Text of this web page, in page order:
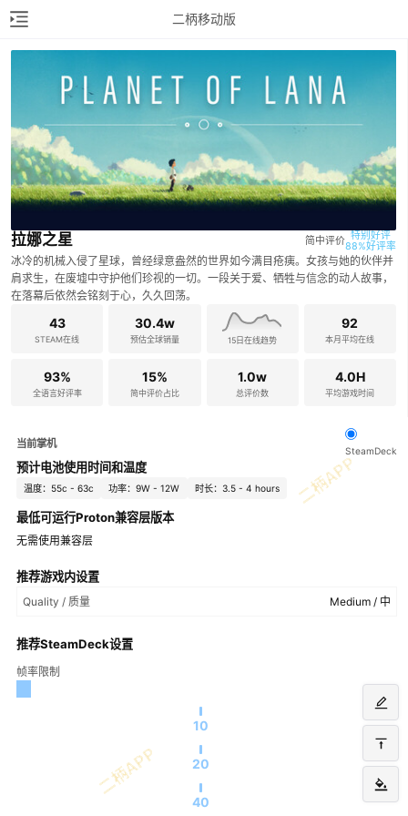
二柄移动版
拉娜之星 简中评价 特别好评
88%好评率
冰冷的机械入侵了星球，曾经绿意盎然的世界如今满目疮痍。女孩与她的伙伴并
肩求生，在废墟中守护他们珍视的一切。一段关于爱、牺牲与信念的动人故事，
在落幕后依然会铭刻于心，久久回荡。
43
STEAM在线
30.4w
预估全球销量 15日在线趋势
92
本月平均在线
93%
全语言好评率
15%
简中评价占比
1.0w
总评价数
4.0H
平均游戏时间
当前掌机
SteamDeck
预计电池使用时间和温度
温度：55c - 63c 功率：9W - 12W 时长：3.5 - 4 hours
最低可运行Proton兼容层版本
无需使用兼容层
推荐游戏内设置
Quality / 质量 Medium / 中
推荐SteamDeck设置
帧率限制
10
20
40